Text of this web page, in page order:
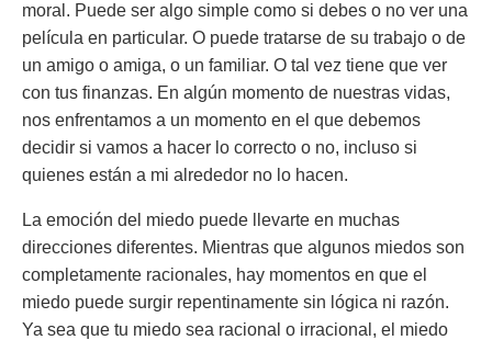
moral. Puede ser algo simple como si debes o no ver una
película en particular. O puede tratarse de su trabajo o de
un amigo o amiga, o un familiar. O tal vez tiene que ver
con tus finanzas. En algún momento de nuestras vidas,
nos enfrentamos a un momento en el que debemos
decidir si vamos a hacer lo correcto o no, incluso si
quienes están a mi alrededor no lo hacen.
La emoción del miedo puede llevarte en muchas
direcciones diferentes. Mientras que algunos miedos son
completamente racionales, hay momentos en que el
miedo puede surgir repentinamente sin lógica ni razón.
Ya sea que tu miedo sea racional o irracional, el miedo